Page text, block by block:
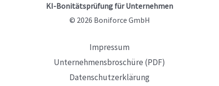
KI-Bonitätsprüfung für Unternehmen
© 2026 Boniforce GmbH
Impressum
Unternehmensbroschüre (PDF)
Datenschutzerklärung